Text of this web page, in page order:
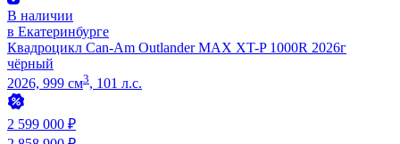
В наличии
в Екатеринбурге
Квадроцикл Can-Am Outlander MAX XT-P 1000R 2026г
чёрный
2026, 999 см3, 101 л.с.
2 599 000 ₽